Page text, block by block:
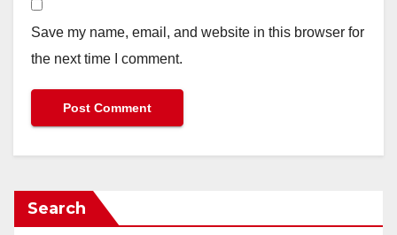
Save my name, email, and website in this browser for
the next time I comment.
Search